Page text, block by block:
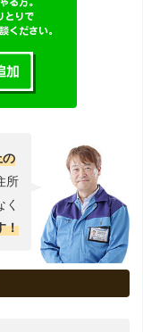
所
！